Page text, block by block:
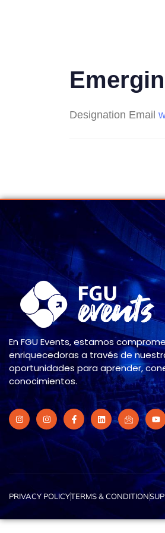
Designation Email
En FGU Events, estamos
enriquecedoras a través de
oportunidades para aprender,
conocimientos.
PRIVACY POLICYTERMS & CONDITION